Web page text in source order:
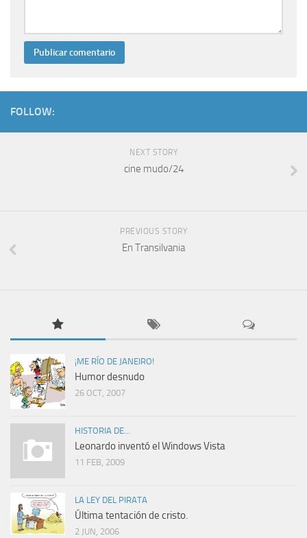
FOLLOW:
NEXT STORY
cine mudo/24
PREVIOUS STORY
En Transilvania
¡ME RÍO DE JANEIRO!
Humor desnudo
26 OCT, 2007
HISTORIA DE...
Leonardo inventó el Windows Vista
11 FEB, 2009
LA LEY DEL PIRATA
Última tentación de cristo.
2 JUN, 2006